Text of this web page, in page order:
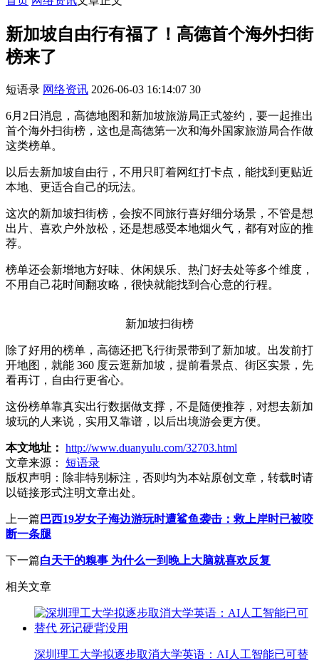
新加坡自由行有福了！高德首个海外扫街
榜来了
短语录 网络资讯 2026-06-03 16:14:07 30
6月2日消息，高德地图和新加坡旅游局正式签约，要一起推出
首个海外扫街榜，这也是高德第一次和海外国家旅游局合作做
这类榜单。
以后去新加坡自由行，不用只盯着网红打卡点，能找到更贴近
本地、更适合自己的玩法。
这次的新加坡扫街榜，会按不同旅行喜好细分场景，不管是想
出片、喜欢户外放松，还是想感受本地烟火气，都有对应的推
荐。
榜单还会新增地方好味、休闲娱乐、热门好去处等多个维度，
不用自己花时间翻攻略，很快就能找到合心意的行程。
新加坡扫街榜
除了好用的榜单，高德还把飞行街景带到了新加坡。出发前打
开地图，就能 360 度云逛新加坡，提前看景点、街区实景，先
看再订，自由行更省心。
这份榜单靠真实出行数据做支撑，不是随便推荐，对想去新加
坡玩的人来说，实用又靠谱，以后出境游会更方便。
本文地址： http://www.duanyulu.com/32703.html
文章来源：
短语录
版权声明： 除非特别标注，否则均为本站原创文章，转载时请
以链接形式注明文章出处。
上一篇 巴西19岁女子海边游玩时遭鲨鱼袭击：救上岸时已被咬
断一条腿
下一篇白天干的糗事 为什么一到晚上大脑就喜欢反复
相关文章
深圳理工大学拟逐步取消大学英语：AI人工智能已可替